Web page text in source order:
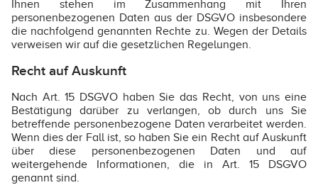
Ihnen stehen im Zusammenhang mit Ihren
personenbezogenen Daten aus der DSGVO insbesondere
die nachfolgend genannten Rechte zu. Wegen der Details
verweisen wir auf die gesetzlichen Regelungen.
Recht auf Auskunft
Nach Art. 15 DSGVO haben Sie das Recht, von uns eine
Bestätigung darüber zu verlangen, ob durch uns Sie
betreffende personenbezogene Daten verarbeitet werden.
Wenn dies der Fall ist, so haben Sie ein Recht auf Auskunft
über diese personenbezogenen Daten und auf
weitergehende Informationen, die in Art. 15 DSGVO
genannt sind.